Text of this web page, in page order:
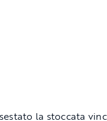
la stoccata